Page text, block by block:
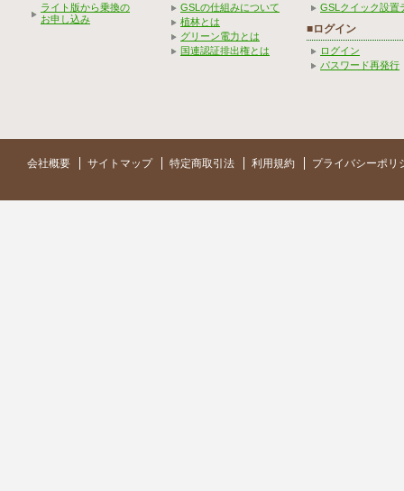
ライト版から乗換の
お申し込み
GSLの仕組みについて
植林とは
グリーン電力とは
国連認証排出権とは
GSLクイック設置
■ログイン
ログイン
パスワード再発行
会社概要 サイトマップ 特定商取引法 利用規約 プライバシーポリ